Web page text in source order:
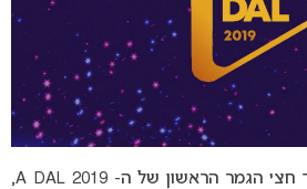
הוכרזו העולים לגמר מתוך חצי הגמר הראשון של ה- A DAL 2019,